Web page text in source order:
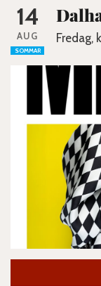
14
AUG
SOMMAR
Fredag,